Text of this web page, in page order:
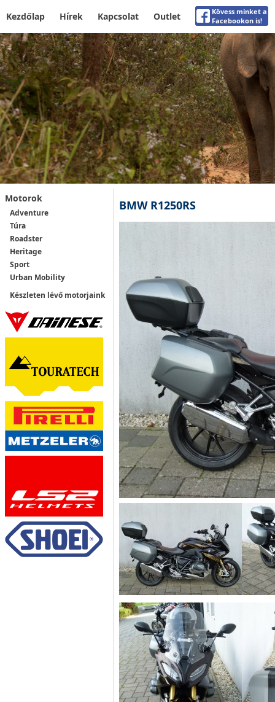
Kezdőlap Hírek Kapcsolat Outlet
Kövess minket a
Facebookon is!
Motorok
Adventure
Túra
Roadster
Heritage
Sport
Urban Mobility
Készleten lévő motorjaink
BMW R1250RS